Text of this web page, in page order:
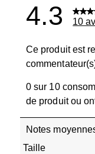
4.3 10
Ce produit est
0 sur 10
de produit ou
Notes
Taille